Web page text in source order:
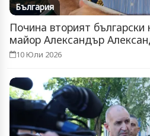
България
Почина вторият български
майор Александър
10 Юли 2026